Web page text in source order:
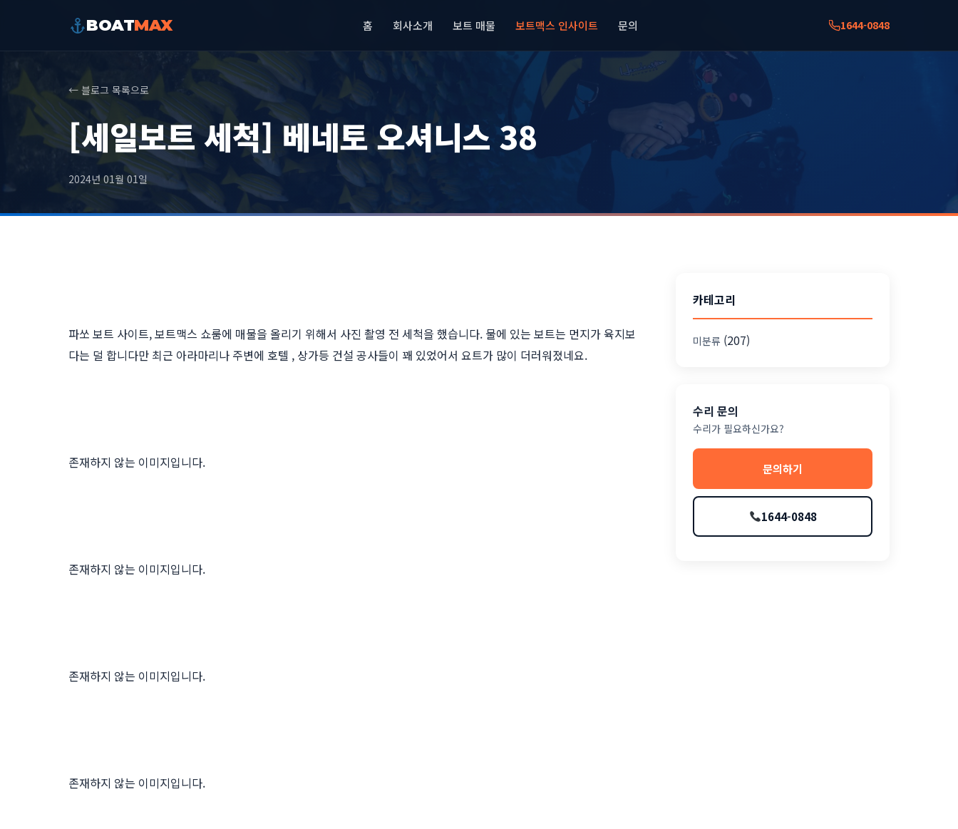
BOATMAX 홈 회사소개 보트 매물 보트맥스 인사이트 문의 1644-0848
← 블로그 목록으로
[세일보트 세척] 베네토 오셔니스 38
2024년 01월 01일
파쏘 보트 사이트, 보트맥스 쇼룸에 매물을 올리기 위해서 사진 촬영 전 세척을 했습니다. 물에 있는 보트는 먼지가 육지보
다는 덜 합니다만 최근 아라마리나 주변에 호텔 , 상가등 건설 공사들이 꽤 있었어서 요트가 많이 더러워졌네요.
존재하지 않는 이미지입니다.
존재하지 않는 이미지입니다.
존재하지 않는 이미지입니다.
존재하지 않는 이미지입니다.
카테고리
미분류 (207)
수리 문의
수리가 필요하신가요?
문의하기
1644-0848